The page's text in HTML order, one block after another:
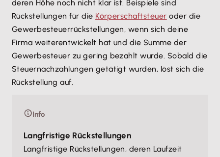
deren Höhe noch nicht klar ist. Beispiele sind
Rückstellungen für die Körperschaftsteuer oder die
Gewerbesteuerrückstellungen, wenn sich deine
Firma weiterentwickelt hat und die Summe der
Gewerbesteuer zu gering bezahlt wurde. Sobald die
Steuernachzahlungen getätigt wurden, löst sich die
Rückstellung auf.
Info
Langfristige Rückstellungen
Langfristige Rückstellungen, deren Laufzeit